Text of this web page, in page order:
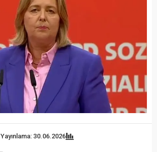
Yayınlama: 30.06.2026